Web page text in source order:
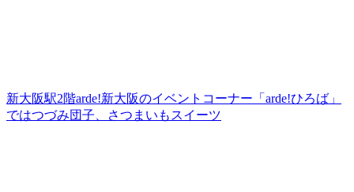
新大阪駅2階arde!新大阪のイベントコーナー「arde!ひろば」
ではつづみ団子、さつまいもスイーツ